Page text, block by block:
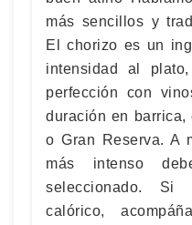
más sencillos y
El chorizo es un
intensidad al
perfección con
duración en barrica,
o Gran Reserva. A
más intenso
seleccionado. Si
calórico,